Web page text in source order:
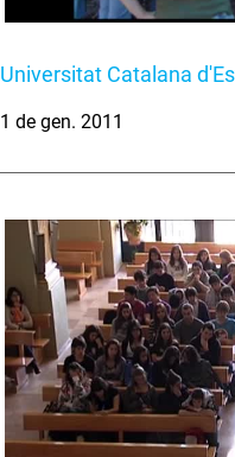
Universitat Catalana
1 de gen. 2011